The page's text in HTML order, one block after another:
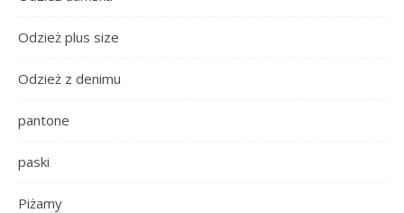
Odzież plus size
Odzież z denimu
pantone
paski
Piżamy